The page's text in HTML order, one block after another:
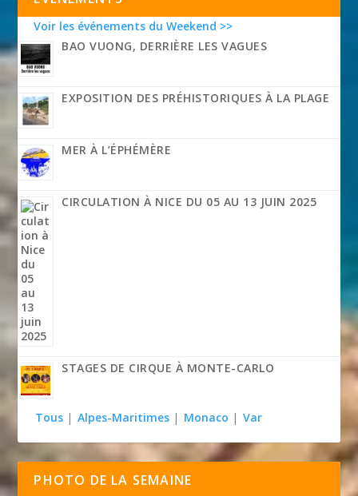
Voir les événements du Weekend >>
BAO VUONG, DERRIÈRE LES VAGUES
EXPOSITION DES PRÉHISTORIQUES À LA PLAGE
MER À L’ÉPHÉMÈRE
CIRCULATION À NICE DU 05 AU 13 JUIN 2025
STAGES DE CIRQUE À MONTE-CARLO
Tous | Alpes-Maritimes | Monaco | Var
PHOTO DE LA SEMAINE